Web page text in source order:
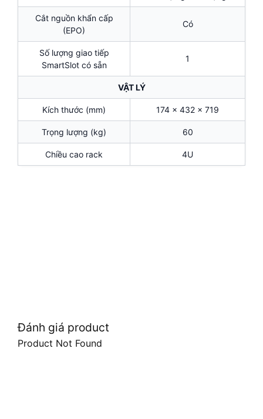
Cắt nguồn khẩn cấp
(EPO)
Có
Số lượng giao tiếp
SmartSlot có sẵn
1
VẬT LÝ
Kích thước (mm) 174 x 432 x 719
Trọng lượng (kg) 60
Chiều cao rack 4U
Đánh giá product
Product Not Found